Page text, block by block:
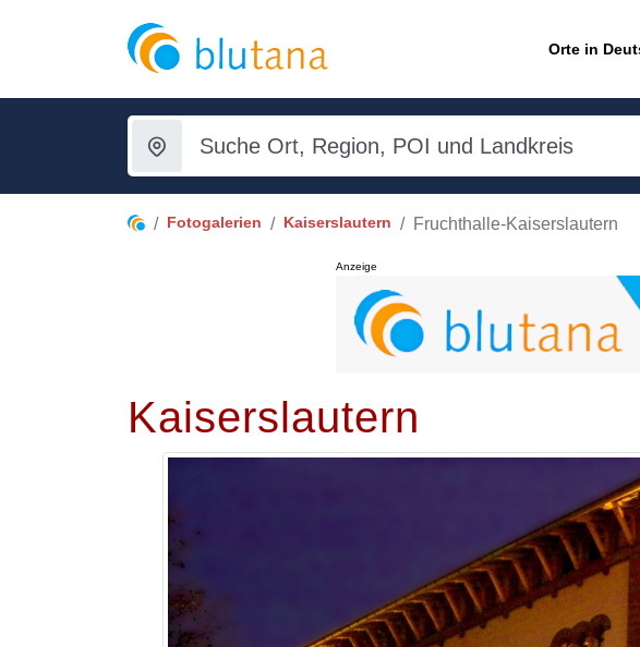
Orte in
Fotogalerien Kaiserslautern Fruchthalle-Kaiserslautern
Anzeige
Kaiserslautern